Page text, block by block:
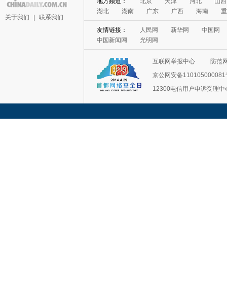
关于我们 联系我们
湖北
湖南 广东 广西 海南
友情链接： 人民网 新华网
中国网
中国新闻网
光明网
互联网举报中心
防范
京公网安备110105000081
12300电信用户申诉受理中